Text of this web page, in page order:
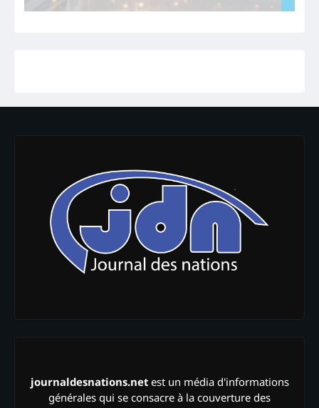
journaldesnations.netest un média d'informations
générales qui se consacre à la couverture des